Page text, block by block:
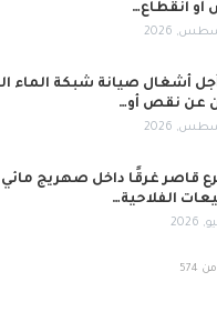
انقطاع…
أشغال صيانة شبكة الماء
عن نقص أو…
قاصر غرقًا داخل صهريج مائي
الفلاحية…